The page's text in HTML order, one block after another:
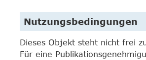
Nutzungsbedingungen
Dieses Objekt steht nicht frei
Für eine